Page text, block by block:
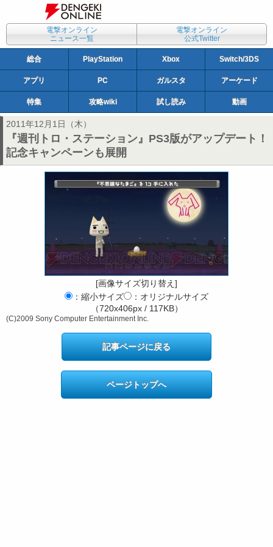
電撃オンライン
ニュース一覧
電撃オンライン
公式Twitter
総合 PlayStation Xbox Switch/3DS
アプリ PC ガルスタ アーケード
特集 攻略wiki 試し読み 動画
2011年12月1日（木）
『週刊トロ・ステーション』PS3版がアップデート！
記念キャンペーンも展開
[画像サイズ切り替え]
：縮小サイズ
：オリジナルサイズ
（720x406px / 117KB）
(C)2009 Sony Computer Entertainment Inc.
記事ページに戻る
ページトップへ